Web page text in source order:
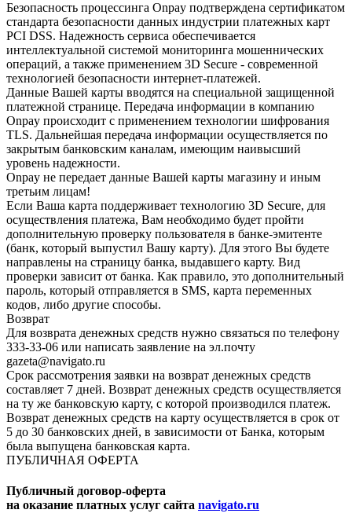
Безопасность процессинга Onpay подтверждена сертификатом
стандарта безопасности данных индустрии платежных карт
PCI DSS. Надежность сервиса обеспечивается
интеллектуальной системой мониторинга мошеннических
операций, а также применением 3D Secure - современной
технологией безопасности интернет-платежей.
Данные Вашей карты вводятся на специальной защищенной
платежной странице. Передача информации в компанию
Onpay происходит с применением технологии шифрования
TLS. Дальнейшая передача информации осуществляется по
закрытым банковским каналам, имеющим наивысший
уровень надежности.
Onpay не передает данные Вашей карты магазину и иным
третьим лицам!
Если Ваша карта поддерживает технологию 3D Secure, для
осуществления платежа, Вам необходимо будет пройти
дополнительную проверку пользователя в банке-эмитенте
(банк, который выпустил Вашу карту). Для этого Вы будете
направлены на страницу банка, выдавшего карту. Вид
проверки зависит от банка. Как правило, это дополнительный
пароль, который отправляется в SMS, карта переменных
кодов, либо другие способы.
Возврат
Для возврата денежных средств нужно связаться по телефону
333-33-06 или написать заявление на эл.почту
gazeta@navigato.ru
Срок рассмотрения заявки на возврат денежных средств
составляет 7 дней. Возврат денежных средств осуществляется
на ту же банковскую карту, с которой производился платеж.
Возврат денежных средств на карту осуществляется в срок от
5 до 30 банковских дней, в зависимости от Банка, которым
была выпущена банковская карта.
ПУБЛИЧНАЯ ОФЕРТА
Публичный договор-оферта
на оказание платных услуг сайта navigato.ru